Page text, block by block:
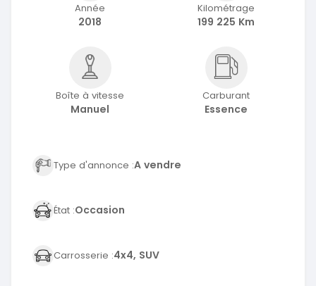
Année
2018
Kilométrage
199 225 Km
Boîte à vitesse
Manuel
Carburant
Essence
Type d'annonce :A vendre
État :Occasion
Carrosserie :4x4, SUV